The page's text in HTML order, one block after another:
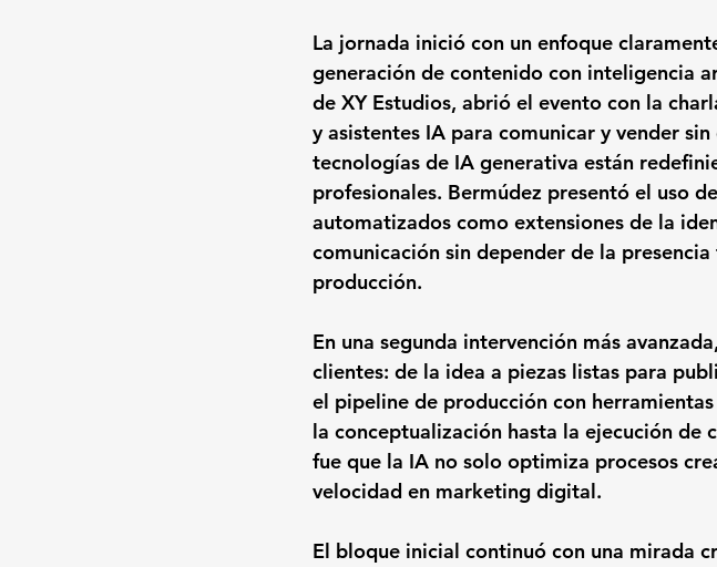
La jornada inició con un enfoque
generación de contenido con inteligencia
de XY Estudios, abrió el evento con la
y asistentes IA para comunicar y vender
tecnologías de IA generativa están
profesionales. Bermúdez presentó el uso
automatizados como extensiones de la
comunicación sin depender de la
producción.
En una segunda intervención más avanzada,
clientes: de la idea a piezas listas para
el pipeline de producción con
la conceptualización hasta la ejecución de
fue que la IA no solo optimiza procesos
velocidad en marketing digital.
El bloque inicial continuó con una mirada